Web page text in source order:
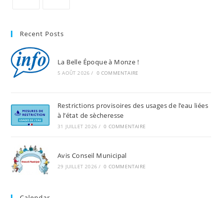
Recent Posts
La Belle Époque à Monze !
5 AOÛT 2026 / 0 COMMENTAIRE
Restrictions provisoires des usages de l’eau liées
à l’état de sècheresse
31 JUILLET 2026 / 0 COMMENTAIRE
Avis Conseil Municipal
29 JUILLET 2026 / 0 COMMENTAIRE